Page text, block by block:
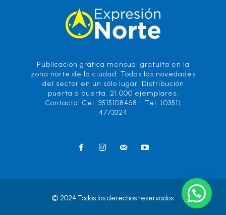
Publicación gráfica mensual gratuita en la
zona norte de la ciudad. Todas las novedades
del sector en un sólo lugar. Distribución
puerta a puerta. 21.000 ejemplares.
Contacto: Cel. 3515108468 - Tel. (0351)
4773324
© 2024 Todos los derechos reservados.